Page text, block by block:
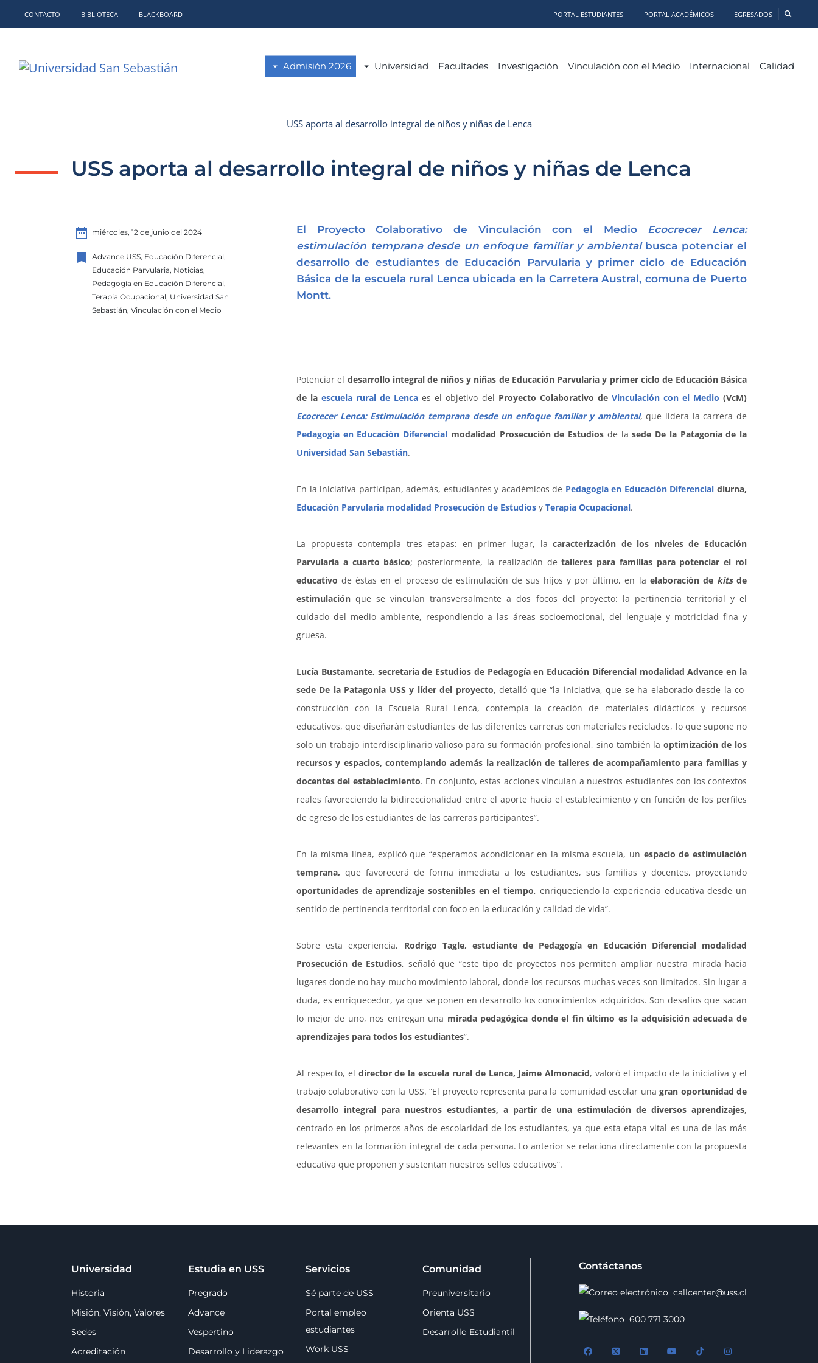
CONTACTO BIBLIOTECA BLACKBOARD PORTAL ESTUDIANTES PORTAL ACADÉMICOS EGRESADOS
Admisión 2026 Universidad Facultades Investigación Vinculación con el Medio Internacional Calidad
USS aporta al desarrollo integral de niños y niñas de Lenca
USS aporta al desarrollo integral de niños y niñas de Lenca
date_range miércoles, 12 de junio del 2024
bookmark
Advance USS, Educación Diferencial,
Educación Parvularia, Noticias,
Pedagogía en Educación Diferencial,
Terapia Ocupacional, Universidad San
Sebastián, Vinculación con el Medio
El Proyecto Colaborativo de Vinculación con el Medio Ecocrecer Lenca:
estimulación temprana desde un enfoque familiar y ambientalbusca potenciar el
desarrollo de estudiantes de Educación Parvularia y primer ciclo de Educación
Básica de la escuela rural Lenca ubicada en la Carretera Austral, comuna de Puerto
Montt.
Potenciar el desarrollo integral de niños y niñas de Educación Parvularia y primer ciclo de Educación Básica
de laescuela rural de Lenca es el objetivo del Proyecto Colaborativo de Vinculación con el Medio (VcM)
Ecocrecer Lenca: Estimulación temprana desde un enfoque familiar y ambiental, que lidera la carrera de
Pedagogía en Educación Diferencial modalidad Prosecución de Estudios de lasede De la Patagonia de la
Universidad San Sebastián.
En la iniciativa participan, además, estudiantes y académicos de Pedagogía en Educación Diferencial diurna,
Educación Parvularia modalidad Prosecución de Estudios y Terapia Ocupacional.
La propuesta contempla tres etapas: en primer lugar, lacaracterización de los niveles de Educación
Parvularia a cuarto básico; posteriormente, la realización detalleres para familias para potenciar el rol
educativo de éstas en el proceso de estimulación de sus hijos y por último, en la elaboración de kitsde
estimulación que se vinculan transversalmente a dos focos del proyecto: la pertinencia territorial y el
cuidado del medio ambiente, respondiendo a las áreas socioemocional, del lenguaje y motricidad fina y
gruesa.
Lucía Bustamante, secretaria de Estudios de Pedagogía en Educación Diferencial modalidad Advance en la
sede De la Patagonia USS y líder del proyecto, detalló que “la iniciativa, que se ha elaborado desde la co-
construcción con la Escuela Rural Lenca, contempla la creación de materiales didácticos y recursos
educativos, que diseñarán estudiantes de las diferentes carreras con materiales reciclados, lo que supone no
solo un trabajo interdisciplinario valioso para su formación profesional, sino también laoptimización de los
recursos y espacios, contemplando además la realización de talleres de acompañamiento para familias y
docentes del establecimiento. En conjunto, estas acciones vinculan a nuestros estudiantes con los contextos
reales favoreciendo la bidireccionalidad entre el aporte hacia el establecimiento y en función de los perfiles
de egreso de los estudiantes de las carreras participantes”.
En la misma línea, explicó que “esperamos acondicionar en la misma escuela, un espacio de estimulación
temprana, que favorecerá de forma inmediata a los estudiantes, sus familias y docentes, proyectando
oportunidades de aprendizaje sostenibles en el tiempo, enriqueciendo la experiencia educativa desde un
sentido de pertinencia territorial con foco en la educación y calidad de vida”.
Sobre esta experiencia, Rodrigo Tagle, estudiante de Pedagogía en Educación Diferencial modalidad
Prosecución de Estudios, señaló que “este tipo de proyectos nos permiten ampliar nuestra mirada hacia
lugares donde no hay mucho movimiento laboral, donde los recursos muchas veces son limitados. Sin lugar a
duda, es enriquecedor, ya que se ponen en desarrollo los conocimientos adquiridos. Son desafíos que sacan
lo mejor de uno, nos entregan una mirada pedagógica donde el fin último es la adquisición adecuada de
aprendizajes para todos los estudiantes”.
Al respecto, el director de la escuela rural de Lenca, Jaime Almonacid, valoró el impacto de la iniciativa y el
trabajo colaborativo con la USS. “El proyecto representa para la comunidad escolar unagran oportunidad de
desarrollo integral para nuestros estudiantes, a partir de una estimulación de diversos aprendizajes,
centrado en los primeros años de escolaridad de los estudiantes, ya que esta etapa vital es una de las más
relevantes en la formación integral de cada persona. Lo anterior se relaciona directamente con la propuesta
educativa que proponen y sustentan nuestros sellos educativos”.
Universidad
Historia
Misión, Visión, Valores
Sedes
Acreditación
Estudia en USS
Pregrado
Advance
Vespertino
Desarrollo y Liderazgo
Servicios
Sé parte de USS
Portal empleo
estudiantes
Work USS
Comunidad
Preuniversitario
Orienta USS
Desarrollo Estudiantil
Contáctanos
callcenter@uss.cl
600 771 3000